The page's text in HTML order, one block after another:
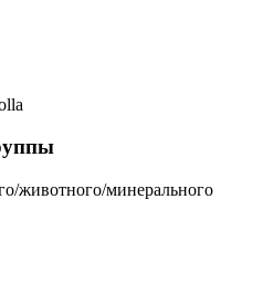
животного/минерального